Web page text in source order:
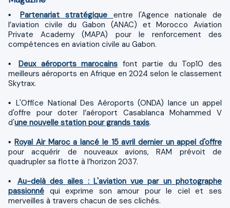
▪Partenariat stratégique entre l'Agence nationale de
l’aviation civile du Gabon (ANAC) et Morocco Aviation
Private Academy (MAPA) pour le renforcement des
compétences en aviation civile au Gabon.
▪Deux aéroports marocains font partie du Top10 des
meilleurs aéroports en Afrique en 2024 selon le classement
Skytrax.
▪ L'Office National Des Aéroports (ONDA) lance un appel
d'offre pour doter l’aéroport Casablanca Mohammed V
d'une nouvelle station pour grands taxis.
▪Royal Air Maroc a lancé le 15 avril dernier un appel d'offre
pour acquérir de nouveaux avions, RAM prévoit de
quadrupler sa flotte à l’horizon 2037.
▪ Au-delà des ailes : L'aviation vue par un photographe
passionné qui exprime son amour pour le ciel et ses
merveilles à travers chacun de ses clichés.